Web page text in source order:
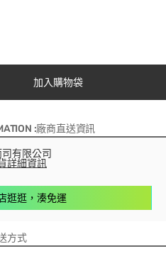
加入購物袋
:廠商直送資訊
有限公司
詳細資訊
逛逛，湊免運
方式